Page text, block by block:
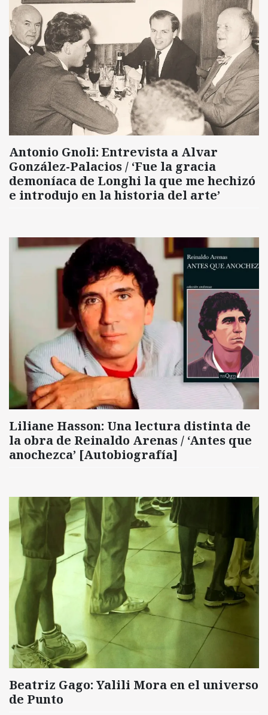
Antonio Gnoli: Entrevista a Alvar
González-Palacios / ‘Fue la gracia
demoníaca de Longhi la que me hechizó
e introdujo en la historia del arte’
Liliane Hasson: Una lectura distinta de
la obra de Reinaldo Arenas / ‘Antes que
anochezca’ [Autobiografía]
Beatriz Gago: Yalili Mora en el universo
de Punto